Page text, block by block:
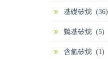
基礎矽烷 (36)
巰基矽烷 (5)
含氫矽烷 (1)